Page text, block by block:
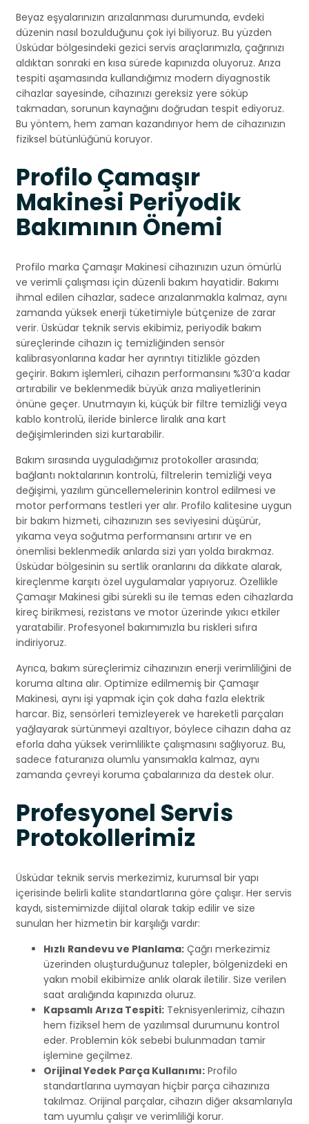
Beyaz eşyalarınızın arızalanması durumunda, evdeki
düzenin nasıl bozulduğunu çok iyi biliyoruz. Bu yüzden
Üsküdar bölgesindeki gezici servis araçlarımızla, çağrınızı
aldıktan sonraki en kısa sürede kapınızda oluyoruz. Arıza
tespiti aşamasında kullandığımız modern diyagnostik
cihazlar sayesinde, cihazınızı gereksiz yere söküp
takmadan, sorunun kaynağını doğrudan tespit ediyoruz.
Bu yöntem, hem zaman kazandırıyor hem de cihazınızın
fiziksel bütünlüğünü koruyor.
Profilo Çamaşır
Makinesi Periyodik
Bakımının Önemi
Profilo marka Çamaşır Makinesi cihazınızın uzun ömürlü
ve verimli çalışması için düzenli bakım hayatidir. Bakımı
ihmal edilen cihazlar, sadece arızalanmakla kalmaz, aynı
zamanda yüksek enerji tüketimiyle bütçenize de zarar
verir. Üsküdar teknik servis ekibimiz, periyodik bakım
süreçlerinde cihazın iç temizliğinden sensör
kalibrasyonlarına kadar her ayrıntıyı titizlikle gözden
geçirir. Bakım işlemleri, cihazın performansını %30’a kadar
artırabilir ve beklenmedik büyük arıza maliyetlerinin
önüne geçer. Unutmayın ki, küçük bir filtre temizliği veya
kablo kontrolü, ileride binlerce liralık ana kart
değişimlerinden sizi kurtarabilir.
Bakım sırasında uyguladığımız protokoller arasında;
bağlantı noktalarının kontrolü, filtrelerin temizliği veya
değişimi, yazılım güncellemelerinin kontrol edilmesi ve
motor performans testleri yer alır. Profilo kalitesine uygun
bir bakım hizmeti, cihazınızın ses seviyesini düşürür,
yıkama veya soğutma performansını artırır ve en
önemlisi beklenmedik anlarda sizi yarı yolda bırakmaz.
Üsküdar bölgesinin su sertlik oranlarını da dikkate alarak,
kireçlenme karşıtı özel uygulamalar yapıyoruz. Özellikle
Çamaşır Makinesi gibi sürekli su ile temas eden cihazlarda
kireç birikmesi, rezistans ve motor üzerinde yıkıcı etkiler
yaratabilir. Profesyonel bakımımızla bu riskleri sıfıra
indiriyoruz.
Ayrıca, bakım süreçlerimiz cihazınızın enerji verimliliğini de
koruma altına alır. Optimize edilmemiş bir Çamaşır
Makinesi, aynı işi yapmak için çok daha fazla elektrik
harcar. Biz, sensörleri temizleyerek ve hareketli parçaları
yağlayarak sürtünmeyi azaltıyor, böylece cihazın daha az
eforla daha yüksek verimlilikte çalışmasını sağlıyoruz. Bu,
sadece faturanıza olumlu yansımakla kalmaz, aynı
zamanda çevreyi koruma çabalarınıza da destek olur.
Profesyonel Servis
Protokollerimiz
Üsküdar teknik servis merkezimiz, kurumsal bir yapı
içerisinde belirli kalite standartlarına göre çalışır. Her servis
kaydı, sistemimizde dijital olarak takip edilir ve size
sunulan her hizmetin bir karşılığı vardır:
Hızlı Randevu ve Planlama: Çağrı merkezimiz
üzerinden oluşturduğunuz talepler, bölgenizdeki en
yakın mobil ekibimize anlık olarak iletilir. Size verilen
saat aralığında kapınızda oluruz.
Kapsamlı Arıza Tespiti: Teknisyenlerimiz, cihazın
hem fiziksel hem de yazılımsal durumunu kontrol
eder. Problemin kök sebebi bulunmadan tamir
işlemine geçilmez.
Orijinal Yedek Parça Kullanımı: Profilo
standartlarına uymayan hiçbir parça cihazınıza
takılmaz. Orijinal parçalar, cihazın diğer aksamlarıyla
tam uyumlu çalışır ve verimliliği korur.